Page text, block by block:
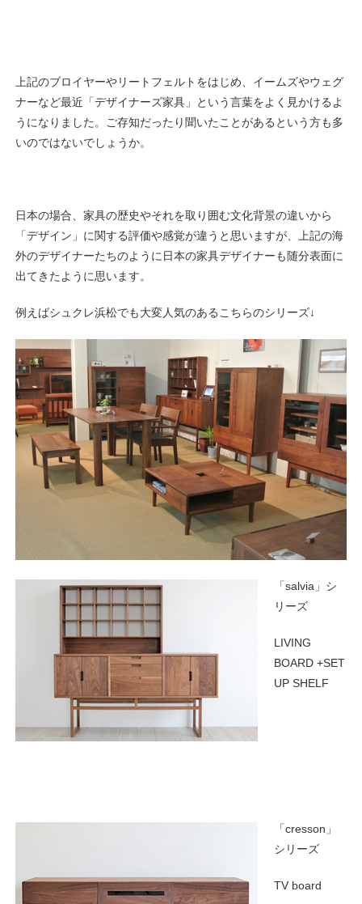
上記のブロイヤーやリートフェルトをはじめ、イームズやウェグ
ナーなど最近「デザイナーズ家具」という言葉をよく見かけるよ
うになりました。ご存知だったり聞いたことがあるという方も多
いのではないでしょうか。
日本の場合、家具の歴史やそれを取り囲む文化背景の違いから
「デザイン」に関する評価や感覚が違うと思いますが、上記の海
外のデザイナーたちのように日本の家具デザイナーも随分表面に
出てきたように思います。
例えばシュクレ浜松でも大変人気のあるこちらのシリーズ↓
「salvia」シ
リーズ
LIVING
BOARD +SET
UP SHELF
「cresson」
シリーズ
TV board